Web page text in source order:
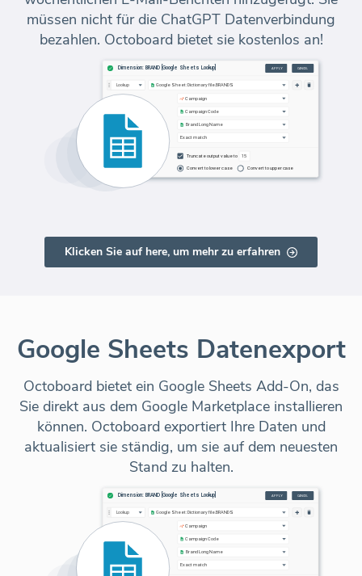
müssen nicht für die ChatGPT Datenverbindung
bezahlen. Octoboard bietet sie kostenlos an!
Klicken Sie auf here, um mehr zu erfahren
Google Sheets Datenexport
Octoboard bietet ein Google Sheets Add-On, das
Sie direkt aus dem Google Marketplace installieren
können. Octoboard exportiert Ihre Daten und
aktualisiert sie ständig, um sie auf dem neuesten
Stand zu halten.